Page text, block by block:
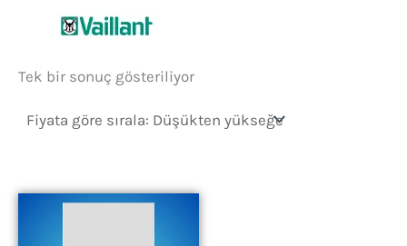
Tek bir sonuç gösteriliyor